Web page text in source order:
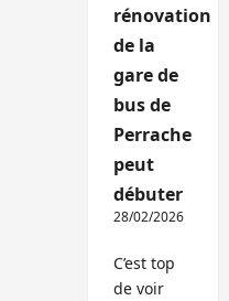
rénovation
de la
gare de
bus de
Perrache
peut
débuter
28/02/2026
C’est top
de voir